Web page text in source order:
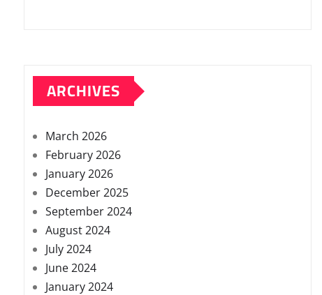
ARCHIVES
March 2026
February 2026
January 2026
December 2025
September 2024
August 2024
July 2024
June 2024
January 2024